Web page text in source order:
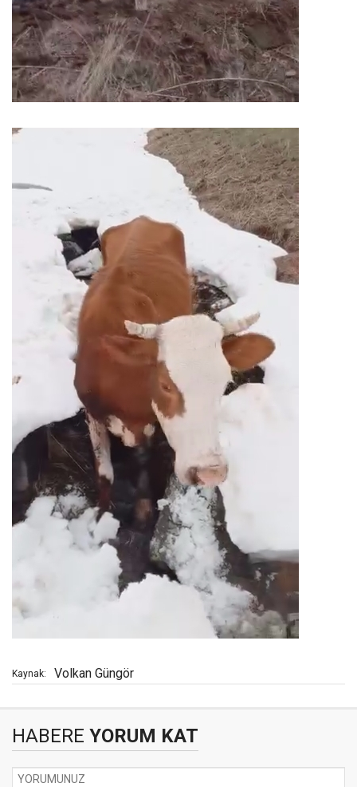
Kaynak: Volkan Güngör
HABERE YORUM KAT